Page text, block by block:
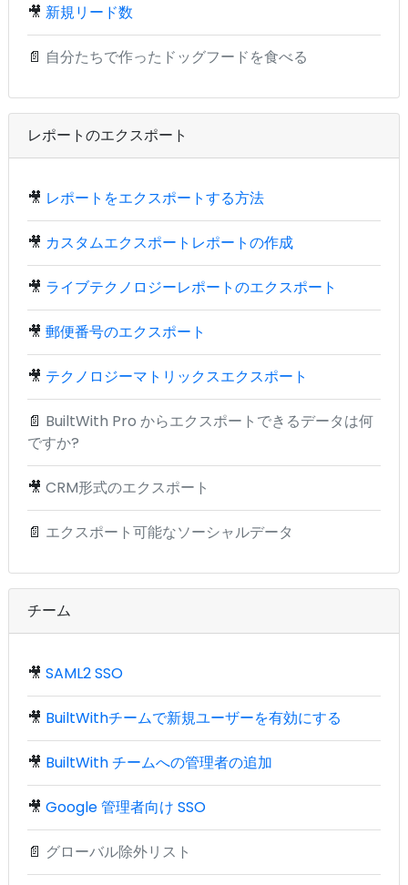
🎥 新規リード数
📄 自分たちで作ったドッグフードを食べる
レポートのエクスポート
🎥 レポートをエクスポートする方法
🎥 カスタムエクスポートレポートの作成
🎥 ライブテクノロジーレポートのエクスポート
🎥 郵便番号のエクスポート
🎥 テクノロジーマトリックスエクスポート
📄 BuiltWith Pro からエクスポートできるデータは何
ですか?
🎥 CRM形式のエクスポート
📄 エクスポート可能なソーシャルデータ
チーム
🎥 SAML2 SSO
🎥 BuiltWithチームで新規ユーザーを有効にする
🎥 BuiltWith チームへの管理者の追加
🎥 Google 管理者向け SSO
📄 グローバル除外リスト